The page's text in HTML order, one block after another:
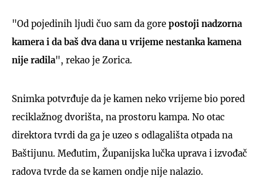
"Od pojedinih ljudi čuo sam da gore postoji nadzorna
kamera i da baš dva dana u vrijeme nestanka kamena
nije radila", rekao je Zorica.
Snimka potvrđuje da je kamen neko vrijeme bio pored
reciklažnog dvorišta, na prostoru kampa. No otac
direktora tvrdi da ga je uzeo s odlagališta otpada na
Baštijunu. Međutim, Županijska lučka uprava i izvođač
radova tvrde da se kamen ondje nije nalazio.